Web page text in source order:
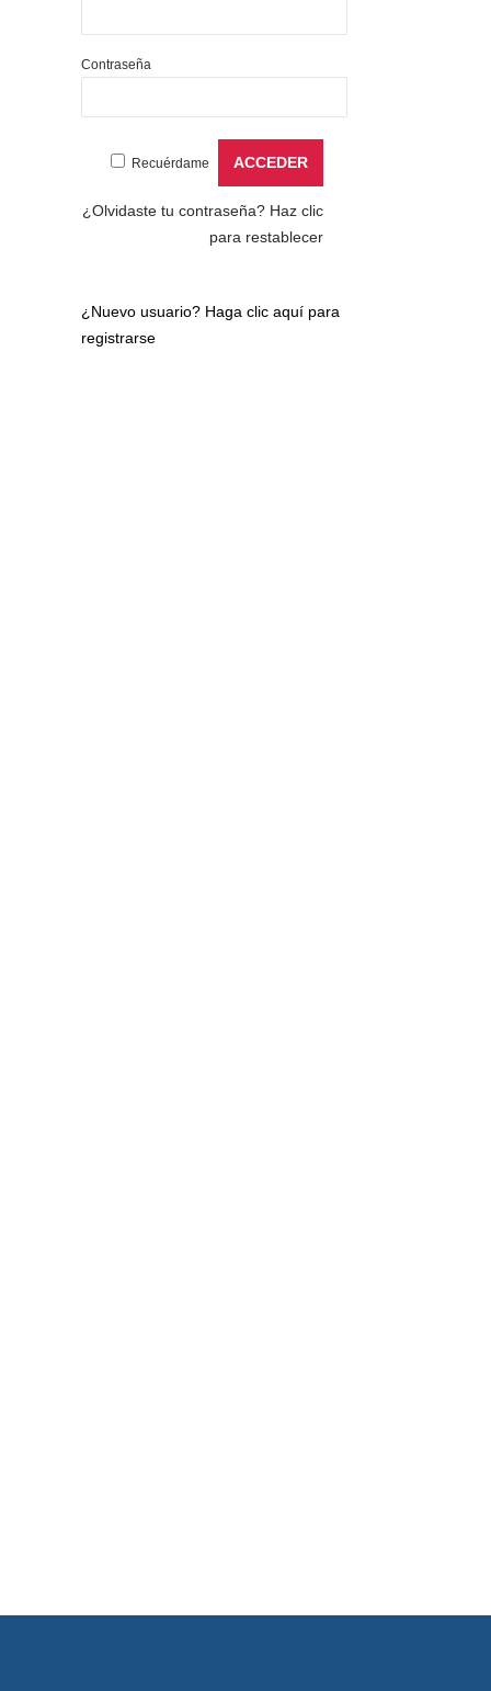
Contraseña
Recuérdame
¿Olvidaste tu contraseña? Haz clic
para restablecer
¿Nuevo usuario? Haga clic aquí para
registrarse